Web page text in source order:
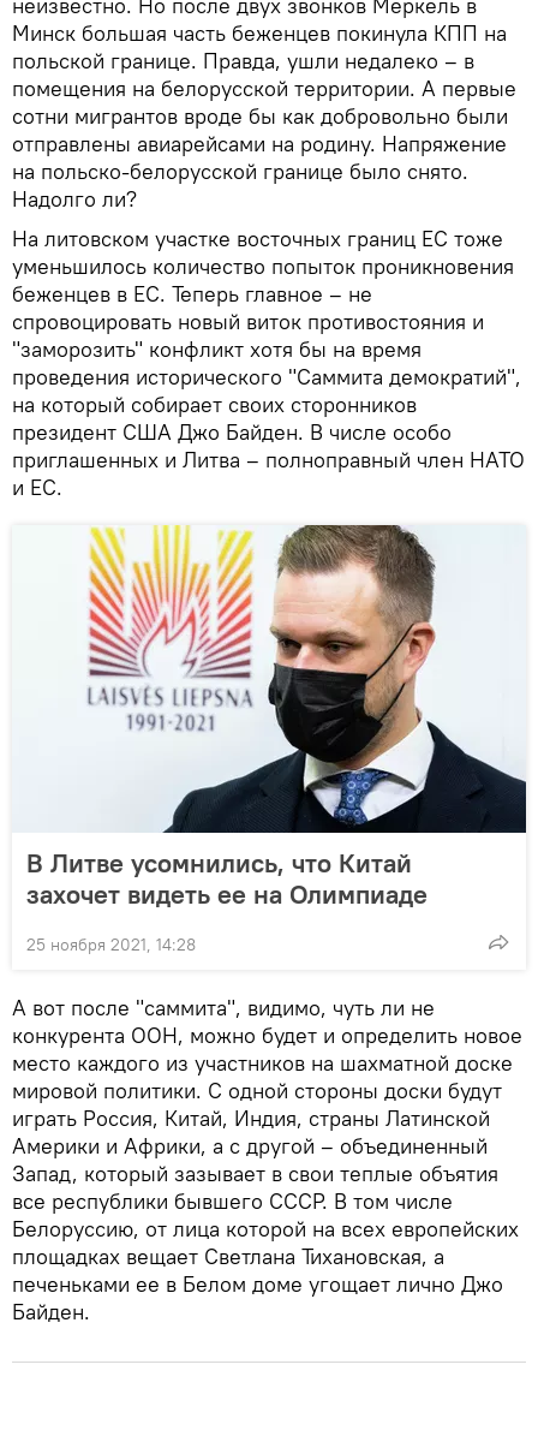
Минск большая часть беженцев покинула КПП на
польской границе. Правда, ушли недалеко – в
помещения на белорусской территории. А первые
сотни мигрантов вроде бы как добровольно были
отправлены авиарейсами на родину. Напряжение
на польско-белорусской границе было снято.
Надолго ли?
На литовском участке восточных границ ЕС тоже
уменьшилось количество попыток проникновения
беженцев в ЕС. Теперь главное – не
спровоцировать новый виток противостояния и
"заморозить" конфликт хотя бы на время
проведения исторического "Саммита демократий",
на который собирает своих сторонников
президент США Джо Байден. В числе особо
приглашенных и Литва – полноправный член НАТО
и ЕС.
В Литве усомнились, что Китай
захочет видеть ее на Олимпиаде
25 ноября 2021, 14:28
А вот после "саммита", видимо, чуть ли не
конкурента ООН, можно будет и определить новое
место каждого из участников на шахматной доске
мировой политики. С одной стороны доски будут
играть Россия, Китай, Индия, страны Латинской
Америки и Африки, а с другой – объединенный
Запад, который зазывает в свои теплые объятия
все республики бывшего СССР. В том числе
Белоруссию, от лица которой на всех европейских
площадках вещает Светлана Тихановская, а
печеньками ее в Белом доме угощает лично Джо
Байден.